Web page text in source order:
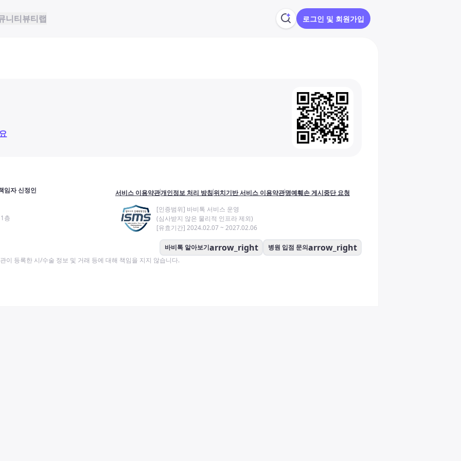
니티뷰티랩 로그인 및 회원가입
임자 신정인
층
서비스 이용약관개인정보 처리 방침위치기반 서비스 이용약관명예훼손 게시중단 요청
[인증범위] 바비톡 서비스 운영
(심사받지 않은 물리적 인프라 제외)
[유효기간] 2024.02.07 ~ 2027.02.06
바비톡 알아보기arrow_right 병원 입점 문의arrow_right
이 등록한 시/수술 정보 및 거래 등에 대해 책임을 지지 않습니다.